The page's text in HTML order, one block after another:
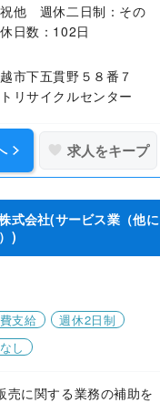
他 週休二日制：その
日数：102日
越市下五貫野５８番７
リサイクルセンター
求人をキープ
式会社(サービス業（他に
)
支給
週休2日制
し
売に関する業務の補助を